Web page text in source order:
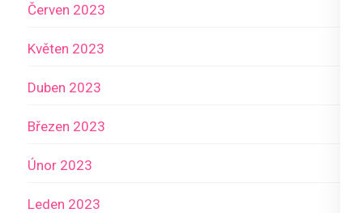
Červen 2023
Květen 2023
Duben 2023
Březen 2023
Únor 2023
Leden 2023